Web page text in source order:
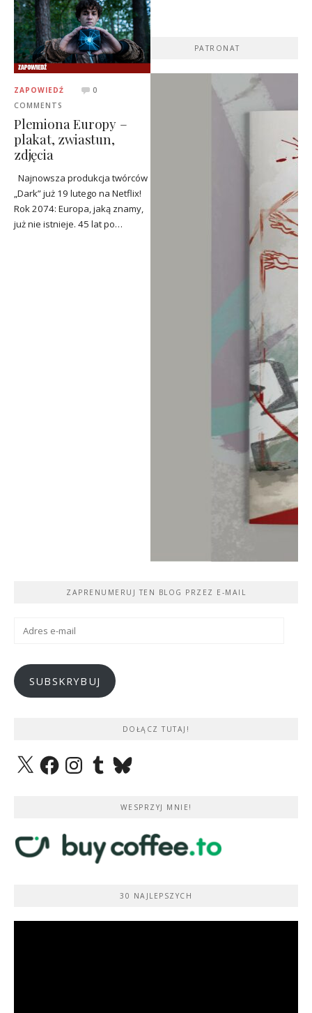
ZAPOWIEDŹ
0
COMMENTS
Plemiona Europy –
plakat, zwiastun,
zdjęcia
Najnowsza produkcja twórców
„Dark” już 19 lutego na Netflix!
Rok 2074: Europa, jaką znamy,
już nie istnieje. 45 lat po…
PATRONAT
ZAPRENUMERUJ TEN BLOG PRZEZ E-MAIL
Adres
SUBSKRYBUJ
DOŁĄCZ TUTAJ!
X FacebookInstagramTumblrBluesky
WESPRZYJ MNIE!
30 NAJLEPSZYCH